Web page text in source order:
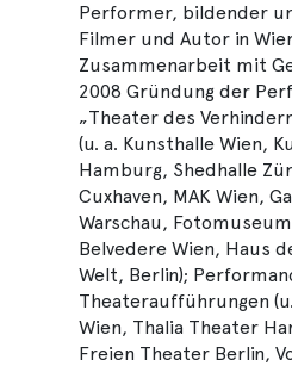
Performer, bildender
Filmer und Autor in
Zusammenarbeit mit
2008 Gründung der
„Theater des
(u. a. Kunsthalle Wien,
Hamburg, Shedhalle
Cuxhaven, MAK Wien,
Warschau,
Belvedere Wien, Haus
Welt, Berlin);
Theateraufführungen
Wien, Thalia Theater
Freien Theater Berlin,